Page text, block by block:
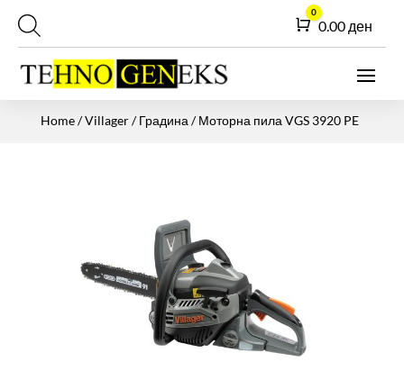
Cart
0
0.00 ден
Home/Villager/Градина / Моторна пила VGS 3920 PE